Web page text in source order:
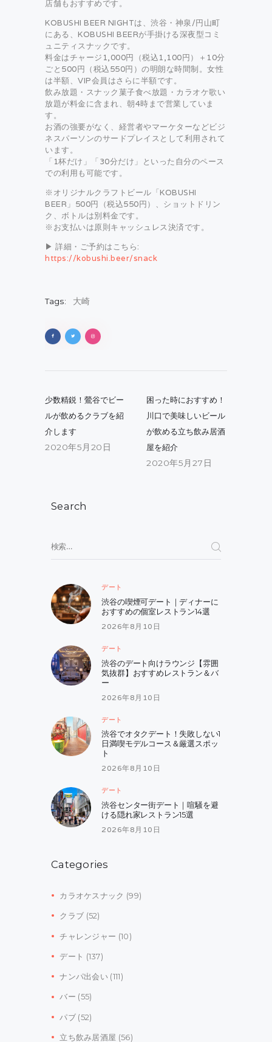
店舗もおすすめです。
KOBUSHI BEER NIGHTは、渋谷・神泉/円山町
にある、KOBUSHI BEERが手掛ける深夜型コミ
ュニティスナックです。
料金はチャージ1,000円（税込1,100円）＋10分
ごと500円（税込550円）の明朗な時間制。女性
は半額、VIP会員はさらに半額です。
飲み放題・スナック菓子食べ放題・カラオケ歌い
放題が料金に含まれ、朝4時まで営業していま
す。
お酒の強要がなく、経営者やマーケターなどビジ
ネスパーソンのサードプレイスとして利用されて
います。
「1杯だけ」「30分だけ」といった自分のペース
での利用も可能です。
※オリジナルクラフトビール「KOBUSHI
BEER」500円（税込550円）、ショットドリン
ク、ボトルは別料金です。
※お支払いは原則キャッシュレス決済です。
▶ 詳細・ご予約はこちら:
https://kobushi.beer/snack
Tags: 大崎
稿
ナ
ビ
Previous
少数精鋭！鶯谷でビー
ルが飲めるクラブを紹
介します
2020年5月20日
Next
困った時におすすめ！
川口で美味しいビール
が飲める立ち飲み居酒
屋を紹介
2020年5月27日
Search
検
索:
デート
渋谷の喫煙可デート｜ディナーに
おすすめの個室レストラン14選
2026年8月10日
デート
渋谷のデート向けラウンジ【雰囲
気抜群】おすすめレストラン＆バ
ー
2026年8月10日
デート
渋谷でオタクデート！失敗しない1
日満喫モデルコース＆厳選スポッ
ト
2026年8月10日
デート
渋谷センター街デート｜喧騒を避
ける隠れ家レストラン15選
2026年8月10日
Categories
カラオケスナック (99)
クラブ (52)
チャレンジャー (10)
デート (137)
ナンパ出会い (111)
バー (55)
パブ(52)
立ち飲み居酒屋 (56)